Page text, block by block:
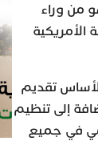
من وراء
تقديم
إلى تنظيم
في جميع